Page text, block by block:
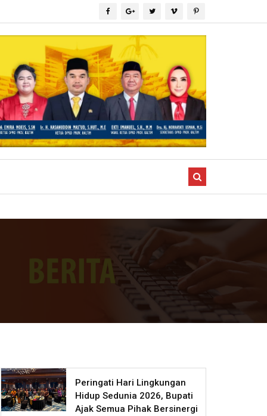
Peringati Hari Lingkungan
Hidup Sedunia 2026, Bupati
Ajak Semua Pihak Bersinergi